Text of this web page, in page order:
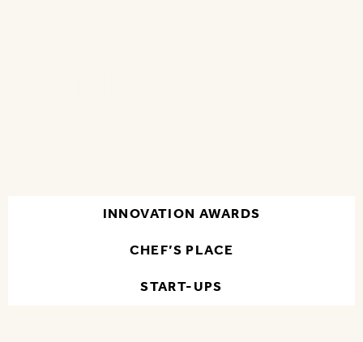
INNOVATION AWARDS
CHEF’S PLACE
START-UPS